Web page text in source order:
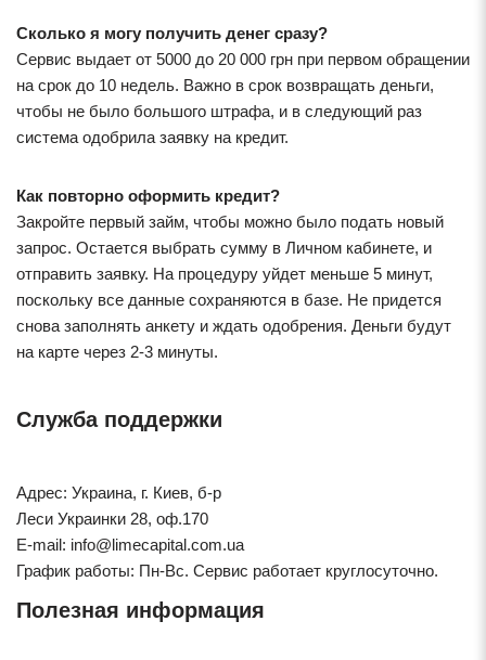
Сколько я могу получить денег сразу?
Сервис выдает от 5000 до 20 000 грн при первом обращении
на срок до 10 недель. Важно в срок возвращать деньги,
чтобы не было большого штрафа, и в следующий раз
система одобрила заявку на кредит.
Как повторно оформить кредит?
Закройте первый займ, чтобы можно было подать новый
запрос. Остается выбрать сумму в Личном кабинете, и
отправить заявку. На процедуру уйдет меньше 5 минут,
поскольку все данные сохраняются в базе. Не придется
снова заполнять анкету и ждать одобрения. Деньги будут
на карте через 2-3 минуты.
Служба поддержки
Адрес: Украина, г. Киев, б-р
Леси Украинки 28, оф.170
E-mail: info@limecapital.com.ua
График работы: Пн-Вс. Сервис работает круглосуточно.
Полезная информация